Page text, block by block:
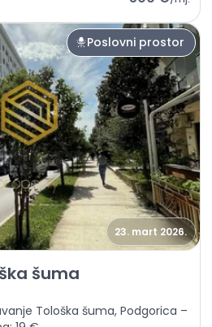
Poslovni prostor
23. mart 2026.
Podgorica, Tološka šuma
šuma
Tološka šuma, Podgorica –